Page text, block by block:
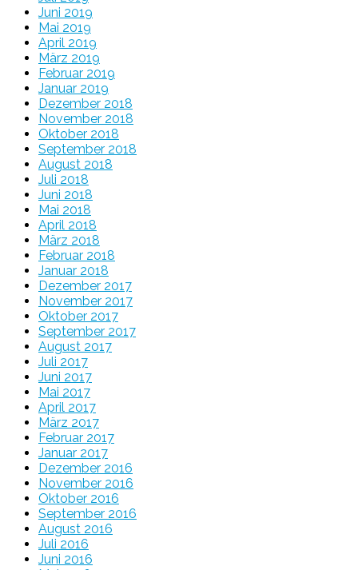
Juni 2019
Mai 2019
April 2019
März 2019
Februar 2019
Januar 2019
Dezember 2018
November 2018
Oktober 2018
September 2018
August 2018
Juli 2018
Juni 2018
Mai 2018
April 2018
März 2018
Februar 2018
Januar 2018
Dezember 2017
November 2017
Oktober 2017
September 2017
August 2017
Juli 2017
Juni 2017
Mai 2017
April 2017
März 2017
Februar 2017
Januar 2017
Dezember 2016
November 2016
Oktober 2016
September 2016
August 2016
Juli 2016
Juni 2016